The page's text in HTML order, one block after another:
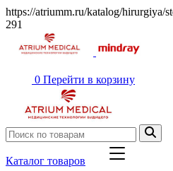
https://atriumm.ru/katalog/hirurgiya/
291
0 Перейти в корзину
Каталог товаров